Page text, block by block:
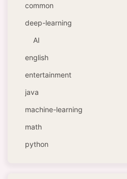
common
deep-learning
AI
english
entertainment
java
machine-learning
math
python